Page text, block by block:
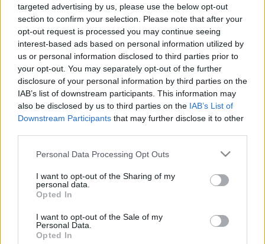
targeted advertising by us, please use the below opt-out
section to confirm your selection. Please note that after your
opt-out request is processed you may continue seeing
interest-based ads based on personal information utilized by
us or personal information disclosed to third parties prior to
your opt-out. You may separately opt-out of the further
disclosure of your personal information by third parties on the
IAB’s list of downstream participants. This information may
also be disclosed by us to third parties on the IAB’s List of
Downstream Participants that may further disclose it to other
Please note that this website/app uses one or more Google
not limited to your visit or usage behaviour. You may click to
grant or deny consent to Google and its third-party tags to
use your data for below specified purposes in below Google
consent section.
Personal Data Processing Opt Outs
I want to opt-out of the Sharing of my
personal data.
Opted In
I want to opt-out of the Sale of my
Personal Data.
Opted In